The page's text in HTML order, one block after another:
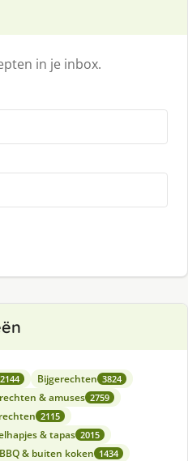
in je inbox.
Bijgerechten 3824
& amuses 2759
2115
& tapas 2015
BBQ & buiten koken 1434